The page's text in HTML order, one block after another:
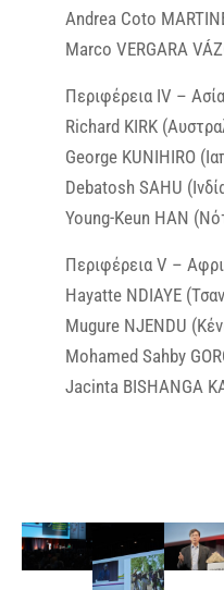
Andrea Coto
Marco VERGARA
Περιφέρεια IV –
Richard KIRK
George KUNIHIRO
Debatosh SAHU
Young-Keun HAN
Περιφέρεια V –
Hayatte NDIAYE
Mugure NJENDU
Mohamed Sahby
Jacinta BISHANGA